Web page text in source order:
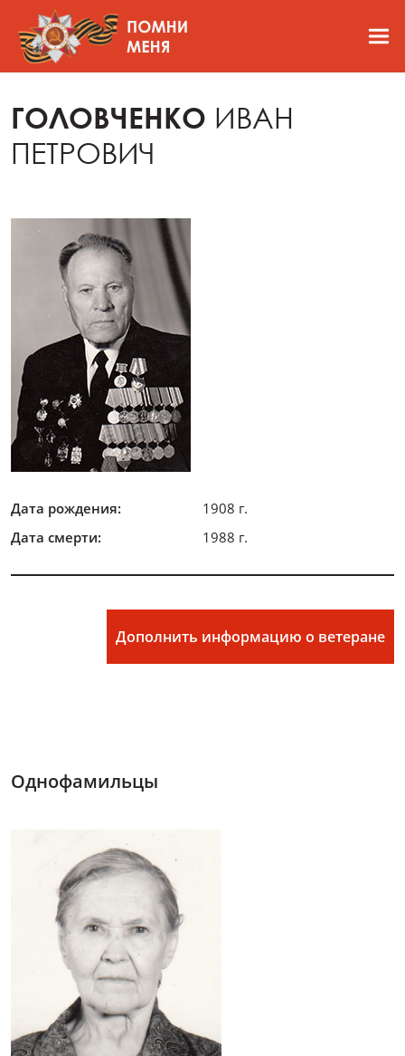
ГОЛОВЧЕНКО ИВАН
ПЕТРОВИЧ
Дата рождения:
1908 г.
Дата смерти:
1988 г.
Дополнить информацию о ветеране
Однофамильцы